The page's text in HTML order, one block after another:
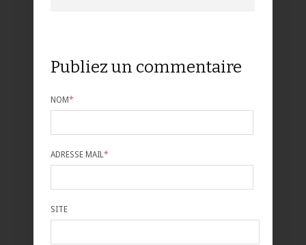
Publiez un commentaire
NOM*
ADRESSE MAIL *
SITE